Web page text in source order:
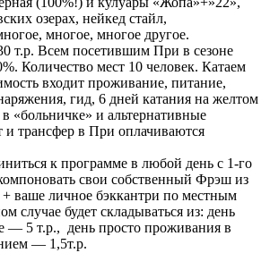
озерах, нейкед стайл,
многое, многое другое.
т.р. Всем посетившим При в сезоне
Количество мест 10 человек. Катаем
входит проживание, питание,
гид, 6 дней катания на желтом
«больничке» и альтернативные
трансфер в При оплачиваются
к программе в любой день с 1-го
свои собственный Фрэш из
+ ваше личное бэккантри по местным
случае будет складываться из: день
— 5 т.р., день просто проживания в
— 1,5т.р.